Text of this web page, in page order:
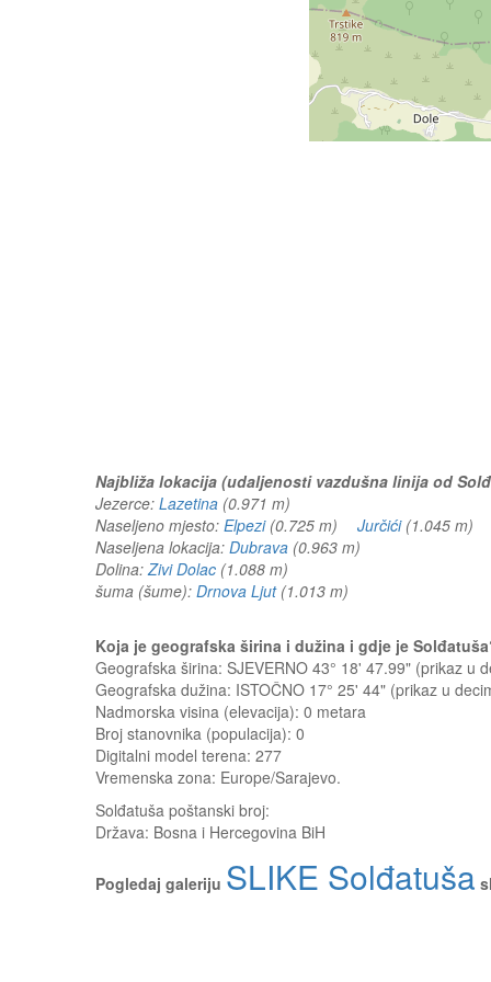
Najbliža lokacija (udaljenosti vazdušna linija od
Jezerce: Lazetina (0.971 m)
Naseljeno mjesto: Elpezi(0.725 m) Jurčići(1.045
Naseljena lokacija: Dubrava (0.963 m)
Dolina:Zivi Dolac (1.088 m)
šuma (šume): Drnova Ljut(1.013 m)
Koja je geografska širina i dužina i gdje je
Geografska širina: SJEVERNO 43° 18' 47.99" (prikaz u
Geografska dužina: ISTOČNO 17° 25' 44" (prikaz u
Nadmorska visina (elevacija): 0 metara
Broj stanovnika (populacija): 0
Digitalni model terena: 277
Vremenska zona: Europe/Sarajevo.
Solđatuša poštanski broj:
Država: Bosna i Hercegovina BiH
Pogledaj galeriju SLIKE Solđatuša